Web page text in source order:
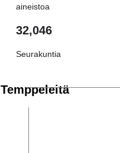
aineistoa
32,046
Seurakuntia
Temppeleitä